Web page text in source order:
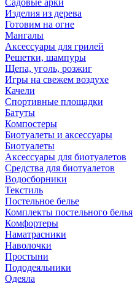
Садовые арки
Изделия из дерева
Готовим на огне
Мангалы
Аксессуары для грилей
Решетки, шампуры
Щепа, уголь, розжиг
Игры на свежем воздухе
Качели
Спортивные площадки
Батуты
Компостеры
Биотуалеты и аксессуары
Биотуалеты
Аксессуары для биотуалетов
Средства для биотуалетов
Водосборники
Текстиль
Постельное белье
Комплекты постельного белья
Комфортеры
Наматрасники
Наволочки
Простыни
Пододеяльники
Одеяла